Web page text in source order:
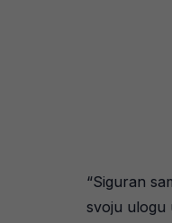
“Siguran
svoju ulogu